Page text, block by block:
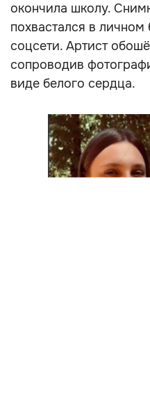
окончила школу.
похвастался в
соцсети. Артист
сопроводив
виде белого сердца.